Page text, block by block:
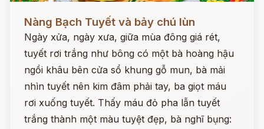
Nàng Bạch Tuyết và bảy chú lùn
Ngày xửa, ngày xưa, giữa mùa đông giá rét,
tuyết rơi trắng như bông có một bà hoàng hậu
ngồi khâu bên cửa sổ khung gỗ mun, bà mải
nhìn tuyết nên kim đâm phải tay, ba giọt máu
rơi xuống tuyết. Thấy máu đỏ pha lẫn tuyết
trắng thành một màu tuyệt đẹp, bà nghĩ bụng: